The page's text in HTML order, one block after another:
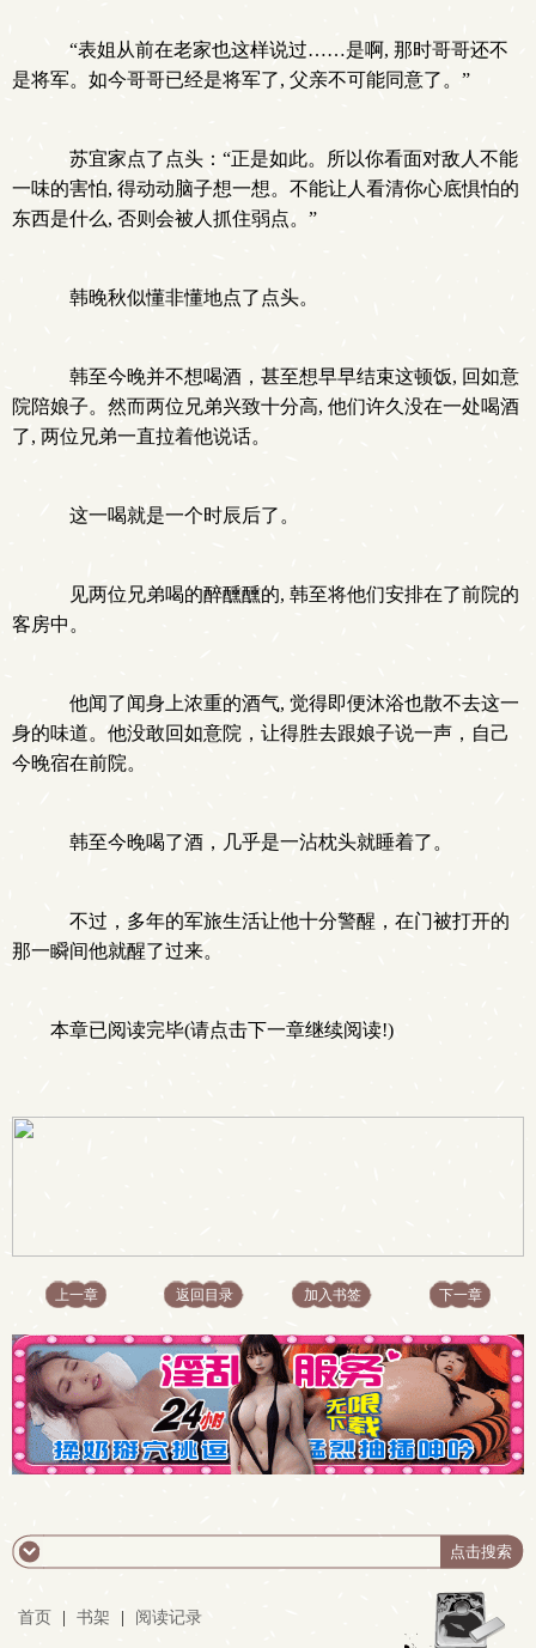
“表姐从前在老家也这样说过……是啊, 那时哥哥还不
是将军。如今哥哥已经是将军了, 父亲不可能同意了。”
苏宜家点了点头：“正是如此。所以你看面对敌人不能
一味的害怕, 得动动脑子想一想。不能让人看清你心底惧怕的
东西是什么, 否则会被人抓住弱点。”
韩晚秋似懂非懂地点了点头。
韩至今晚并不想喝酒，甚至想早早结束这顿饭, 回如意
院陪娘子。然而两位兄弟兴致十分高, 他们许久没在一处喝酒
了, 两位兄弟一直拉着他说话。
这一喝就是一个时辰后了。
见两位兄弟喝的醉醺醺的, 韩至将他们安排在了前院的
客房中。
他闻了闻身上浓重的酒气, 觉得即便沐浴也散不去这一
身的味道。他没敢回如意院，让得胜去跟娘子说一声，自己
今晚宿在前院。
韩至今晚喝了酒，几乎是一沾枕头就睡着了。
不过，多年的军旅生活让他十分警醒，在门被打开的
那一瞬间他就醒了过来。
本章已阅读完毕(请点击下一章继续阅读!)
上一章 返回目录 加入书签 下一章
首页 书架 阅读记录